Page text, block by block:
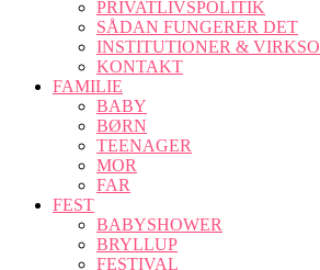
PRIVATLIVSPOLITIK
SÅDAN FUNGERER DET
INSTITUTIONER &
KONTAKT
FAMILIE
BABY
BØRN
TEENAGER
MOR
FAR
FEST
BABYSHOWER
BRYLLUP
FESTIVAL